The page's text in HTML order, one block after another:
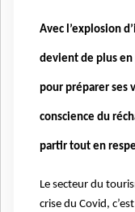
Avec l’explosion
devient de plus
pour préparer ses
conscience du
partir tout en
Le secteur du
crise du Covid,